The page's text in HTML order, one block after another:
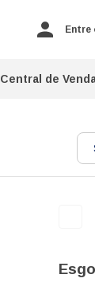
Entre
Central de